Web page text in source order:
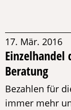
17. Mär. 2016
Beratung
Bezahlen für
immer mehr